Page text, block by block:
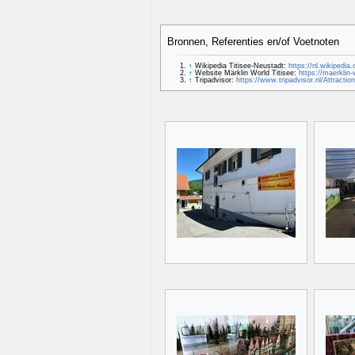
Bronnen, Referenties en/of Voetnoten
↑ Wikipedia Titisee-Neustadt: https://
↑ Website Märklin World Titisee: https://maerklin-
↑ Tripadvisor: https://www.tripadvisor.nl/